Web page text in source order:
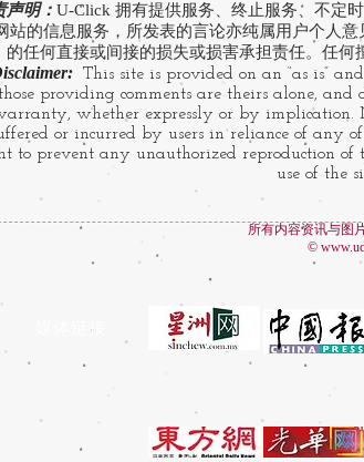
声明： U-Click 拥有提供服务、终止服务、不定
站的信息服务，所发表的言论亦纯属用户个人
的任何直接或间接的损失或损害承担责任。任何
This site is provided on an “as is”
providing comments are theirs alone,
whether expressly or by implication.
or incurred by users in reliance of any
to prevent any unauthorized reproduction of
use of the
所有内容资讯与图
©
​媒体链接